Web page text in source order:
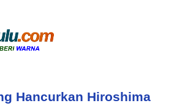
Hancurkan Hiroshima